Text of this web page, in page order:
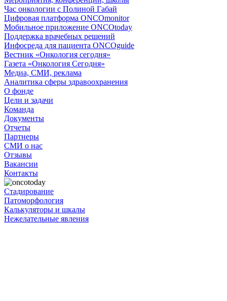
Час онкологии с Полиной Габай
Цифровая платформа ONCOmonitor
Мобильное приложение ONCOtoday
Поддержка врачебных решений
Инфосреда для пациента ONCOguide
Вестник «Онкология сегодня»
Газета «Онкология Сегодня»
Медиа, СМИ, реклама
Аналитика сферы здравоохранения
О фонде
Цели и задачи
Команда
Документы
Отчеты
Партнеры
СМИ о нас
Отзывы
Вакансии
Контакты
Стадирование
Патоморфология
Калькуляторы и шкалы
Нежелательные явления